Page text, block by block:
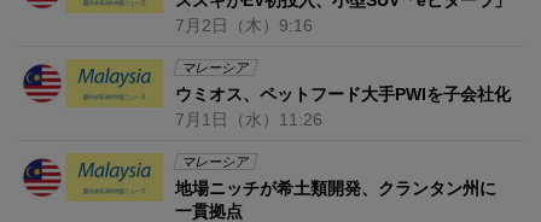
7月2日 （木） 9:16
マレーシア
ウミオス、ペットフード大手PWIを子会社化
7月1日 （水） 11:26
マレーシア
地場ニッチが希土類開発、クランタン州に
一貫拠点